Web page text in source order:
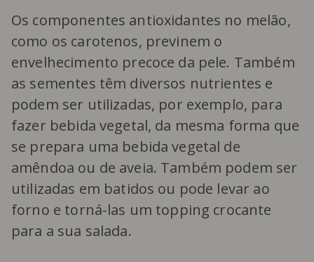
Os componentes antioxidantes no melão,
como os carotenos, previnem o
envelhecimento precoce da pele. Também
as sementes têm diversos nutrientes e
podem ser utilizadas, por exemplo, para
fazer bebida vegetal, da mesma forma que
se prepara uma bebida vegetal de
amêndoa ou de aveia. Também podem ser
utilizadas em batidos ou pode levar ao
forno e torná-las um topping crocante
para a sua salada.